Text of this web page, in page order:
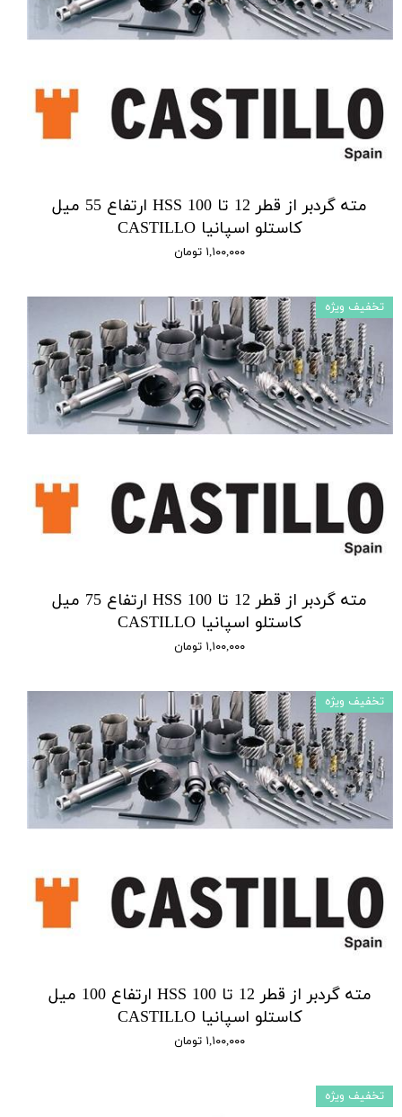
مته گردبر از قطر 12 تا 100 HSS ارتفاع 55 میل
کاستلو اسپانیا CASTILLO
۱,۱۰۰,۰۰۰ تومان
مته گردبر از قطر 12 تا 100 HSS ارتفاع 75 میل
کاستلو اسپانیا CASTILLO
۱,۱۰۰,۰۰۰ تومان
تخفیف ویژه
مته گردبر از قطر 12 تا 100 HSS ارتفاع 100 میل
کاستلو اسپانیا CASTILLO
۱,۱۰۰,۰۰۰ تومان
تخفیف ویژه
تخفیف ویژه